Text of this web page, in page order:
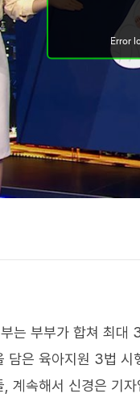
는 부부가 합쳐 최대
담은 육아지원 3법 시
계속해서 신경은 기자